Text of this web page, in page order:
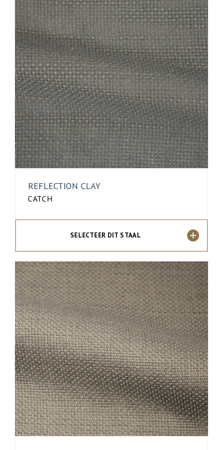
REFLECTION CLAY
CATCH
SELECTEER DIT STAAL